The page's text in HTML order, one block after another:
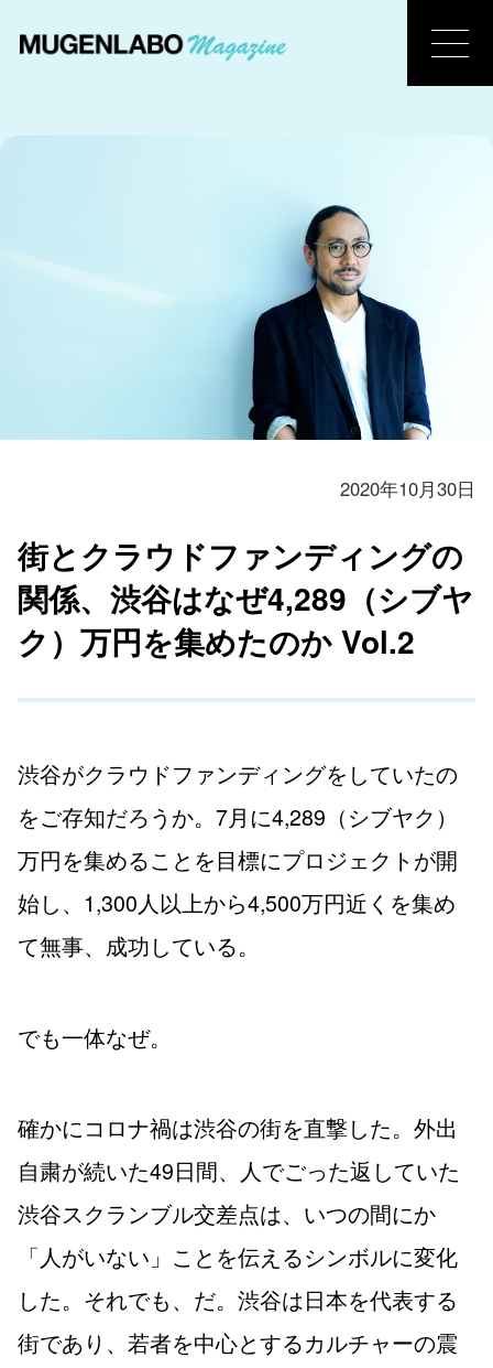
2020年10月30日
街とクラウドファンディングの
関係、渋谷はなぜ4,289（シブヤ
ク）万円を集めたのか Vol.2
渋谷がクラウドファンディングをしていたの
をご存知だろうか。7月に4,289（シブヤク）
万円を集めることを目標にプロジェクトが開
始し、1,300人以上から4,500万円近くを集め
て無事、成功している。
でも一体なぜ。
確かにコロナ禍は渋谷の街を直撃した。外出
自粛が続いた49日間、人でごった返していた
渋谷スクランブル交差点は、いつの間にか
「人がいない」ことを伝えるシンボルに変化
した。それでも、だ。渋谷は日本を代表する
街であり、若者を中心とするカルチャーの震